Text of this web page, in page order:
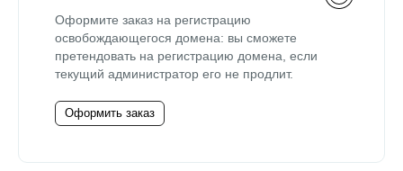
Оформите заказ на регистрацию
освобождающегося домена: вы сможете
претендовать на регистрацию домена, если
текущий администратор его не продлит.
Оформить заказ